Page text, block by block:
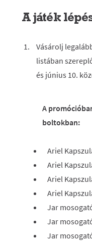
A játék
Vásárolj
listában
és június 10.
A
boltokban:
Ariel
Ariel
Ariel
Ariel
Jar
Jar
Jar